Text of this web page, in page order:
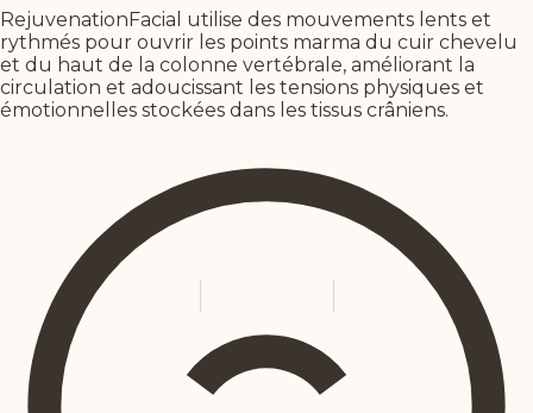
RejuvenationFacial utilise des mouvements lents et
rythmés pour ouvrir les points marma du cuir chevelu
et du haut de la colonne vertébrale, améliorant la
circulation et adoucissant les tensions physiques et
émotionnelles stockées dans les tissus crâniens.